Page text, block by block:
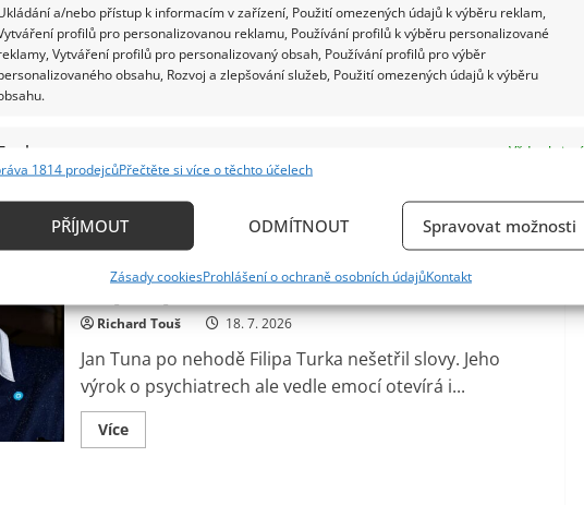
a/nebo přístup k informacím v zařízení, Použití omezených údajů k výběru reklam,
profilů pro personalizovanou reklamu, Používání profilů k výběru personalizované
Vytváření profilů pro personalizovaný obsah, Používání profilů pro výběr
obsahu, Rozvoj a zlepšování služeb, Použití omezených údajů k výběru
Vždy aktivní
zařízení na základě automaticky přenášených informací.
základě aktivně vyžádaných informací.
Zajištění bezpečnosti, předcházení a zjišťování podvodů a
chyb, Poskytování a zobrazování reklamy a
obsahu, Ukládání a sdělování voleb ochrany osobních údajů.
1814 prodejcůPřečtěte si více o těchto účelech
PŘÍJMOUT ODMÍTNOUT Spravovat možnosti
Zásady cookiesProhlášení o ochraně osobních údajůKontakt
a
internet
zaplavily
další
vtipy
Filip Turek dostal od stavebního úřadu pokuty v
souhrnu 200 tisíc korun za dvě černé stavby. Případ...
Turek
dostal
od
stavebního
úřadu
vysoké
Lidé
se
ptají,
zda
platí
pro
každého
Jan Tuna bez servítek reaguje na nehodu
Filipa Turka: Slova o psychiatrovi vyvolala
rozporuplné reakce
Richard Touš 18. 7. 2026
Jan Tuna po nehodě Filipa Turka nešetřil slovy. Jeho
výrok o psychiatrech ale vedle emocí otevírá i...
VíceRead
more